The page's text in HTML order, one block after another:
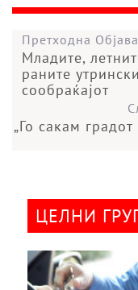
Претходна
Младите,
раните
сообраќајот
„Го сакам
ЦЕЛНИ